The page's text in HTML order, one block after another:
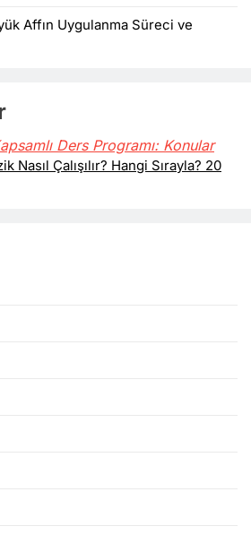
Affın Uygulanma Süreci ve
Ders Programı: Konular
Nasıl Çalışılır? Hangi Sırayla? 20